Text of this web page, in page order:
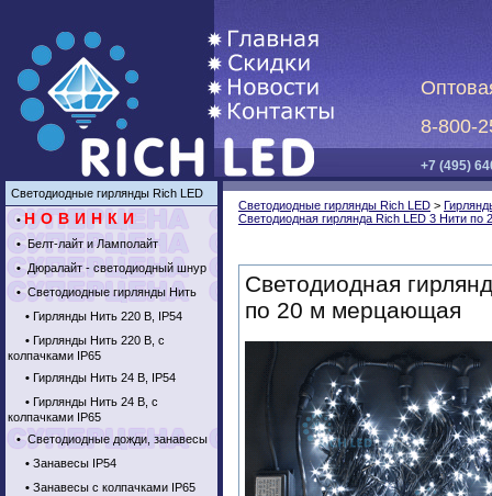
8-800-
+7 (495)
Светодиодные гирлянды Rich LED
•НОВИНКИ
•Белт-лайт и Ламполайт
•Дюралайт - светодиодный шнур
•Светодиодные гирлянды Нить
• Гирлянды Нить 220 В, IP54
• Гирлянды Нить 220 В, с
колпачками IP65
• Гирлянды Нить 24 В, IP54
• Гирлянды Нить 24 В, с
колпачками IP65
•Светодиодные дожди, занавесы
• Занавесы IP54
• Занавесы с колпачками IP65
Светодиодные гирлянды Rich LED >
Светодиодная гирлянда Rich LED 3 Нити
Светодиодная
по 20 м мерцающая